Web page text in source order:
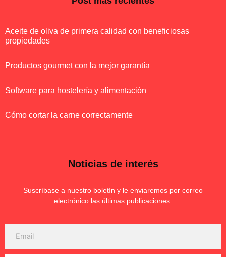
Aceite de oliva de primera calidad con beneficiosas
propiedades
Productos gourmet con la mejor garantía
Software para hostelería y alimentación
Cómo cortar la carne correctamente
Noticias de interés
Suscríbase a nuestro boletín y le enviaremos por correo
electrónico las últimas publicaciones.